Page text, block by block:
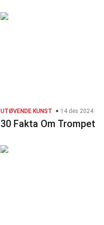
UTØVENDE KUNST 14 des 2024
30 Fakta Om Trompet